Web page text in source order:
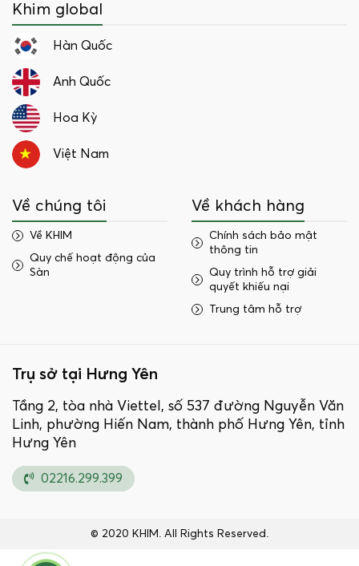
Khim global
Hàn Quốc
Anh Quốc
Hoa Kỳ
Việt Nam
Về chúng tôi
Về KHIM
Quy chế hoạt động của
Sàn
Về khách hàng
Chính sách bảo mật
thông tin
Quy trình hỗ trợ giải
quyết khiếu nại
Trung tâm hỗ trợ
Trụ sở tại Hưng Yên
Tầng 2, tòa nhà Viettel, số 537 đường Nguyễn Văn
Linh, phường Hiến Nam, thành phố Hưng Yên, tỉnh
Hưng Yên
02216.299.399
© 2020 KHIM. All Rights Reserved.